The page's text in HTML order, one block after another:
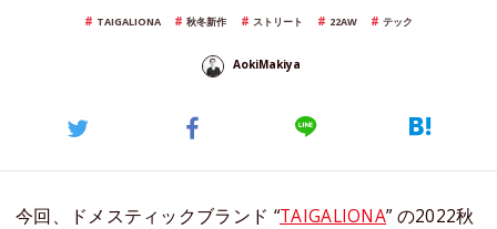
TAIGALIONA 秋冬新作 ストリート 22AW テック
AokiMakiya
今回、ドメスティックブランド “TAIGALIONA” の2022秋